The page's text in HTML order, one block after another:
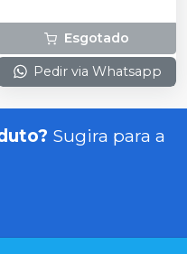
Esgotado
Pedir via Whatsapp
Sugira para a